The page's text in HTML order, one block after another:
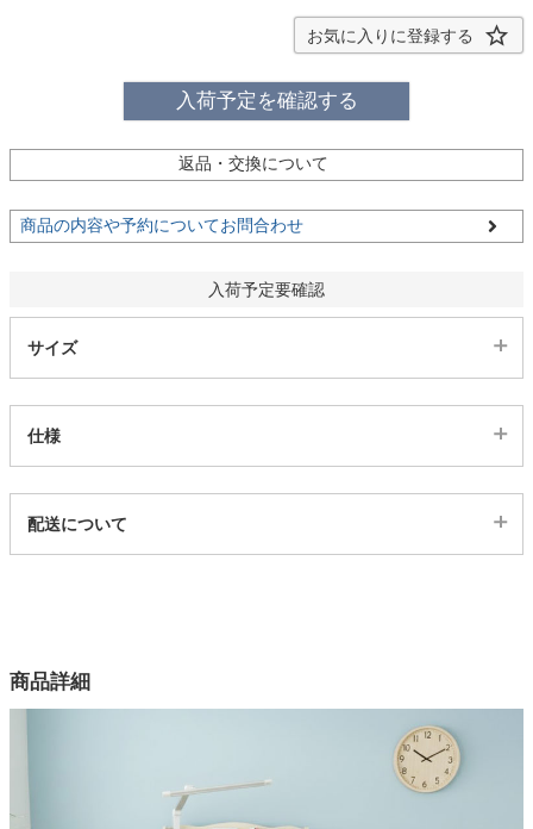
収納用品
生活用品
キッチン用品
お気に入りに登録する
入荷予定を確認する
返品・交換について
商品の内容や予約についてお問合わせ
入荷予定要確認
サイズ
仕様
7001043
1色
配送について
商品詳細